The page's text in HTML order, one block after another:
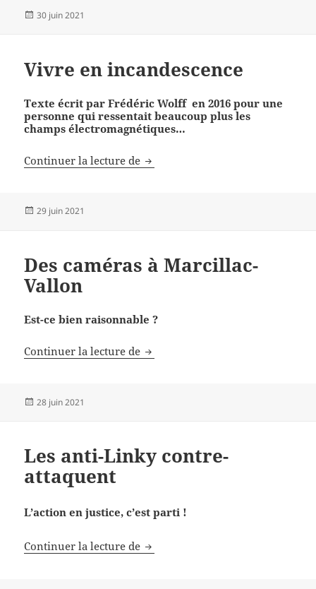
Publié
30 juin 2021
Vivre en incandescence
Texte écrit par Frédéric Wolff en 2016 pour une
personne qui ressentait beaucoup plus les
champs électromagnétiques…
Continuer la lecture de Vivre en incandescence
Publié
29 juin 2021
Des caméras à Marcillac-
Vallon
Est-ce bien raisonnable ?
Continuer la lecture de Des caméras à Marcillac-Vallon
Publié
28 juin 2021
Les anti-Linky contre-
attaquent
L’action en justice, c’est parti !
Continuer la lecture de Les anti-Linky contre-attaquent